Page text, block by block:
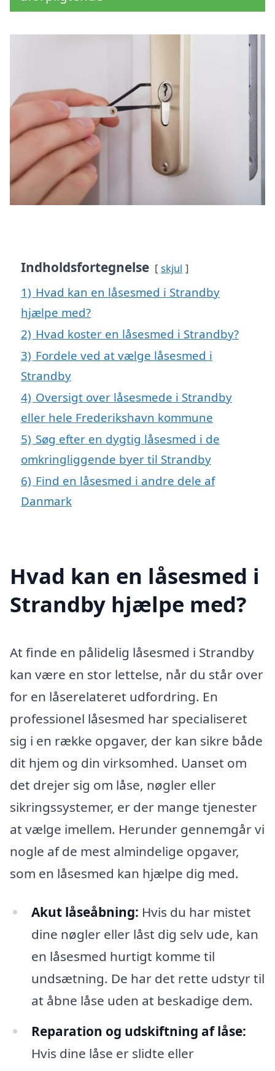
Indholdsfortegnelse skjul
1) Hvad kan en låsesmed i Strandby
hjælpe med?
2) Hvad koster en låsesmed i Strandby?
3) Fordele ved at vælge låsesmed i
Strandby
4) Oversigt over låsesmede i Strandby
eller hele Frederikshavn kommune
5) Søg efter en dygtig låsesmed i de
omkringliggende byer til Strandby
6) Find en låsesmed i andre dele af
Danmark
Hvad kan en låsesmed i
Strandby hjælpe med?
At finde en pålidelig låsesmed i Strandby
kan være en stor lettelse, når du står over
for en låserelateret udfordring. En
professionel låsesmed har specialiseret
sig i en række opgaver, der kan sikre både
dit hjem og din virksomhed. Uanset om
det drejer sig om låse, nøgler eller
sikringssystemer, er der mange tjenester
at vælge imellem. Herunder gennemgår vi
nogle af de mest almindelige opgaver,
som en låsesmed kan hjælpe dig med.
Akut låseåbning: Hvis du har mistet
dine nøgler eller låst dig selv ude, kan
en låsesmed hurtigt komme til
undsætning. De har det rette udstyr til
at åbne låse uden at beskadige dem.
Reparation og udskiftning af låse:
Hvis dine låse er slidte eller